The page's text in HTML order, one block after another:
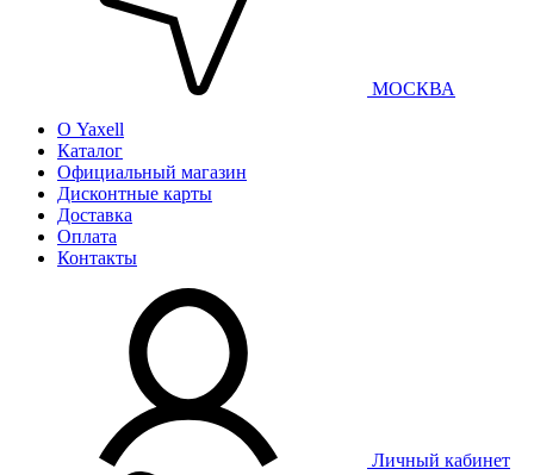
МОСКВА
О Yaxell
Каталог
Официальный магазин
Дисконтные карты
Доставка
Оплата
Контакты
Личный кабинет